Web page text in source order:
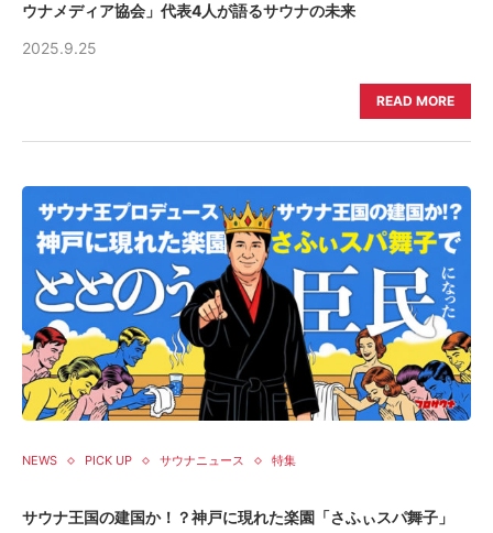
ウナメディア協会」代表4人が語るサウナの未来
2025.9.25
READ MORE
NEWS PICK UP サウナニュース 特集
サウナ王国の建国か！？神戸に現れた楽園「さふぃスパ舞子」